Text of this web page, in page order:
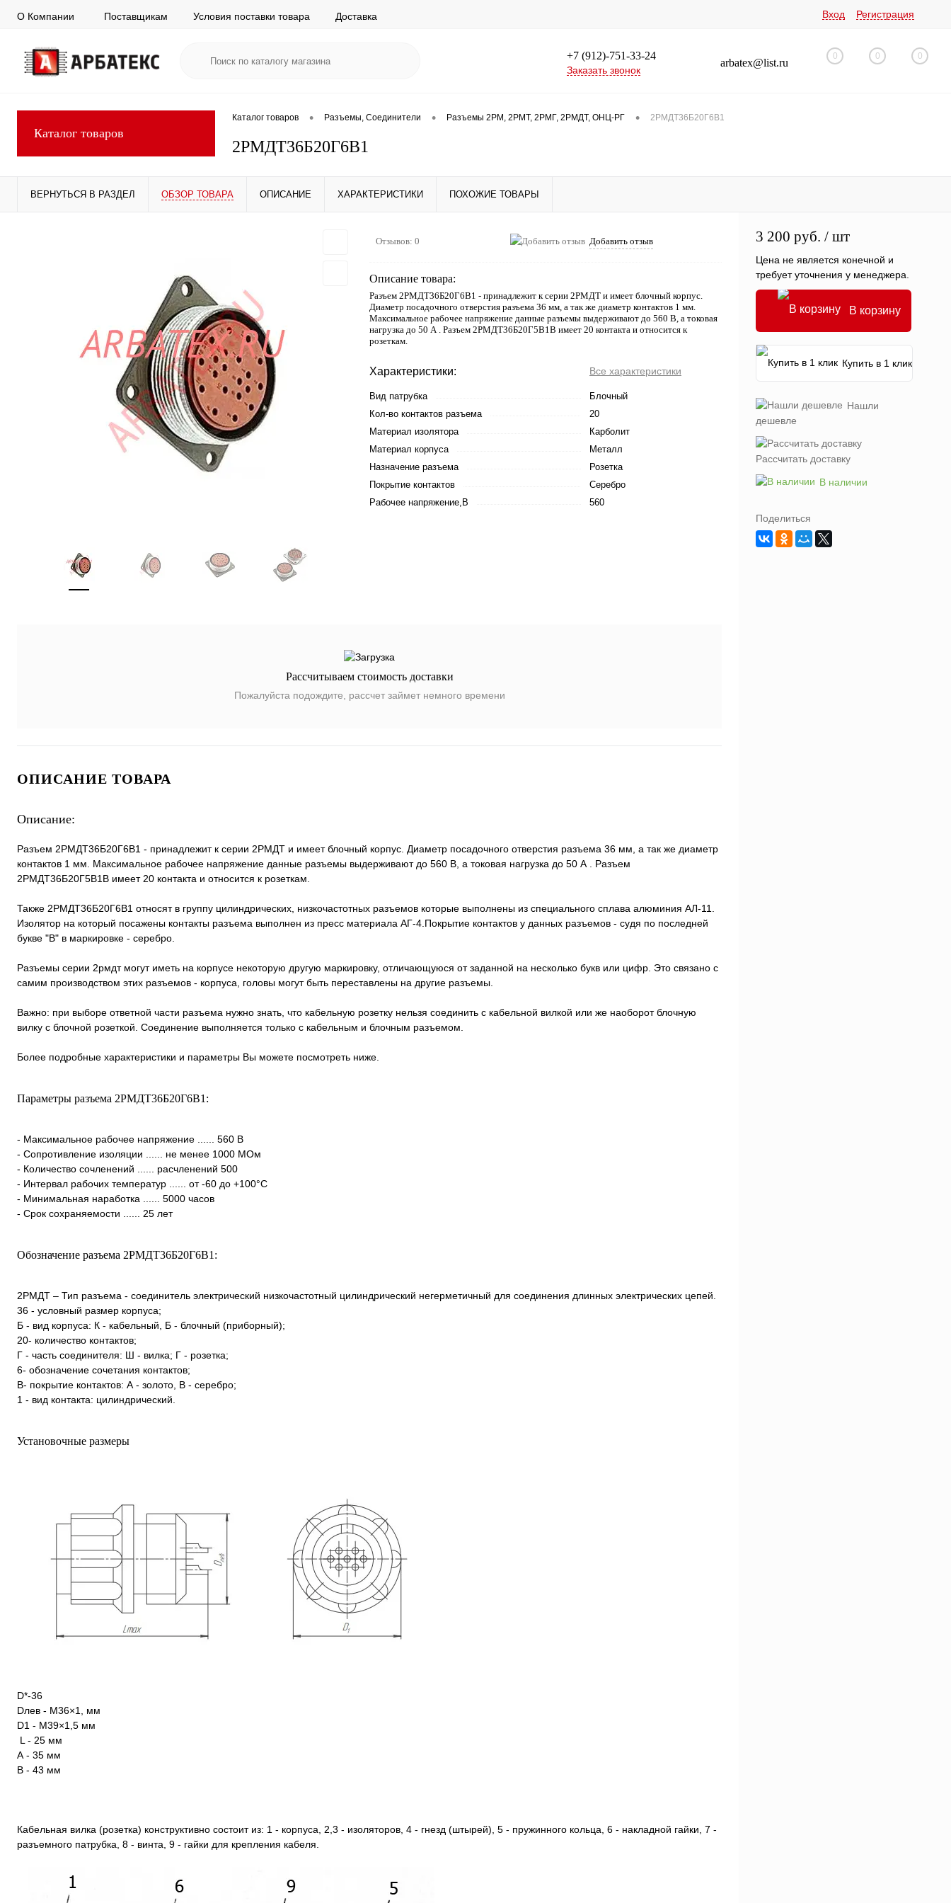
О Компании Поставщикам Условия поставки товара Доставка Вход Регистрация
+7 (912)-751-33-24
Заказать звонок
arbatex@list.ru
0 0 0
Каталог товаров
Каталог товаров • Разъемы, Соединители • Разъемы 2РМ, 2РМТ, 2РМГ, 2РМДТ, ОНЦ-РГ • 2РМДТ36Б20Г6В1
2РМДТ36Б20Г6В1
ВЕРНУТЬСЯ В РАЗДЕЛ ОБЗОР ТОВАРА ОПИСАНИЕ ХАРАКТЕРИСТИКИ ПОХОЖИЕ ТОВАРЫ
Отзывов: 0 Добавить отзыв
Описание товара:
Разъем 2РМДТ36Б20Г6В1 - принадлежит к серии 2РМДТ и имеет блочный корпус.
Диаметр посадочного отверстия разъема 36 мм, а так же диаметр контактов 1 мм.
Максимальное рабочее напряжение данные разъемы выдерживают до 560 В, а токовая
нагрузка до 50 А . Разъем 2РМДТ36Б20Г5В1В имеет 20 контакта и относится к
розеткам.
Характеристики: Все характеристики
Вид патрубка
Блочный
Кол-во контактов разъема
20
Материал изолятора
Карболит
Материал корпуса
Металл
Назначение разъема
Розетка
Покрытие контактов
Серебро
Рабочее напряжение,В
560
Рассчитываем стоимость доставки
Пожалуйста подождите, рассчет займет немного времени
ОПИСАНИЕ ТОВАРА
Описание:
Разъем 2РМДТ36Б20Г6В1 - принадлежит к серии 2РМДТ и имеет блочный корпус. Диаметр посадочного отверстия разъема 36 мм, а так же диаметр
контактов 1 мм. Максимальное рабочее напряжение данные разъемы выдерживают до 560 В, а токовая нагрузка до 50 А . Разъем
2РМДТ36Б20Г5В1В имеет 20 контакта и относится к розеткам.
Также 2РМДТ36Б20Г6В1 относят в группу цилиндрических, низкочастотных разъемов которые выполнены из специального сплава алюминия АЛ-11.
Изолятор на который посажены контакты разъема выполнен из пресс материала АГ-4.Покрытие контактов у данных разъемов - судя по последней
букве "В" в маркировке - серебро.
Разъемы серии 2рмдт могут иметь на корпусе некоторую другую маркировку, отличающуюся от заданной на несколько букв или цифр. Это связано с
самим производством этих разъемов - корпуса, головы могут быть переставлены на другие разъемы.
Важно: при выборе ответной части разъема нужно знать, что кабельную розетку нельзя соединить с кабельной вилкой или же наоборот блочную
вилку с блочной розеткой. Соединение выполняется только с кабельным и блочным разъемом.
Более подробные характеристики и параметры Вы можете посмотреть ниже.
Параметры разъема 2РМДТ36Б20Г6В1:
- Максимальное рабочее напряжение ...... 560 В
- Сопротивление изоляции ...... не менее 1000 МОм
- Количество сочленений ...... расчленений 500
- Интервал рабочих температур ...... от -60 до +100°С
- Минимальная наработка ...... 5000 часов
- Срок сохраняемости ...... 25 лет
Обозначение разъема 2РМДТ36Б20Г6В1:
2РМДТ – Тип разъема - соединитель электрический низкочастотный цилиндрический негерметичный для соединения длинных электрических цепей.
36 - условный размер корпуса;
Б - вид корпуса: К - кабельный, Б - блочный (приборный);
20- количество контактов;
Г - часть соединителя: Ш - вилка; Г - розетка;
6- обозначение сочетания контактов;
В- покрытие контактов: А - золото, В - серебро;
1 - вид контакта: цилиндрический.
Установочные размеры
D*-36
Dлев - М36×1, мм
D1 - М39×1,5 мм
L - 25 мм
А - 35 мм
В - 43 мм
Кабельная вилка (розетка) конструктивно состоит из: 1 - корпуса, 2,3 - изоляторов, 4 - гнезд (штырей), 5 - пружинного кольца, 6 - накладной гайки, 7 -
разъемного патрубка, 8 - винта, 9 - гайки для крепления кабеля.
3 200 руб. / шт
Цена не является конечной и
требует уточнения у менеджера.
В корзину
Купить в 1 клик
Нашли
дешевле
Рассчитать доставку
В наличии
Поделиться